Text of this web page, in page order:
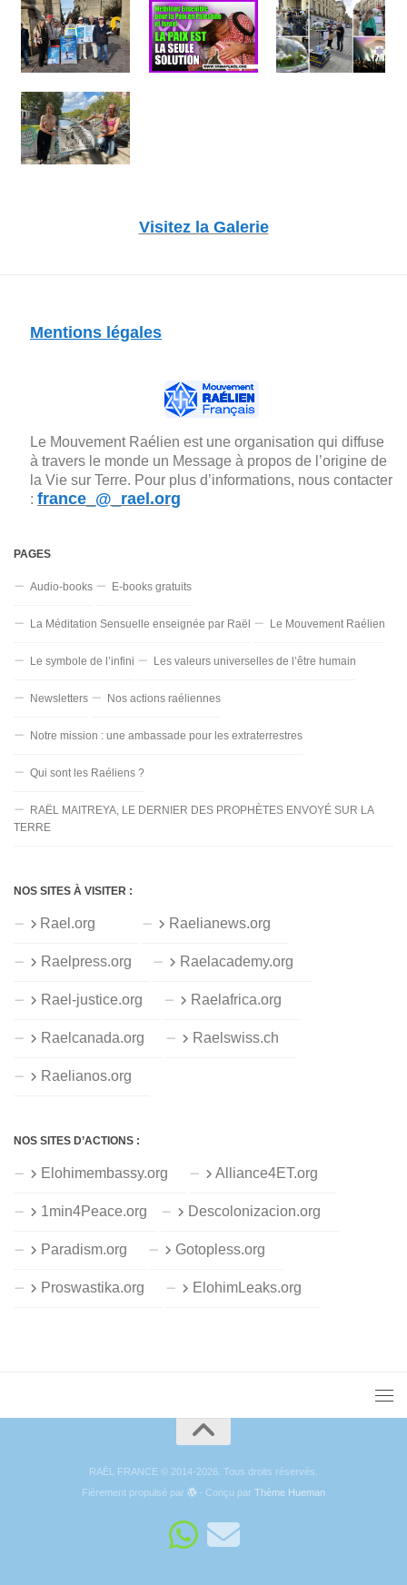
Visitez la Galerie
Mentions légales
Le Mouvement Raélien est une organisation qui diffuse
à travers le monde un Message à propos de l’origine de
la Vie sur Terre. Pour plus d’informations, nous contacter
: france_@_rael.org
PAGES
Audio-books E-books gratuits
La Méditation Sensuelle enseignée par Raël Le Mouvement Raélien
Le symbole de l’infini Les valeurs universelles de l’être humain
Newsletters Nos actions raéliennes
Notre mission : une ambassade pour les extraterrestres
Qui sont les Raéliens ?
RAËL MAITREYA, LE DERNIER DES PROPHÈTES ENVOYÉ SUR LA
TERRE
NOS SITES À VISITER :
Rael.org Raelianews.org
Raelpress.org Raelacademy.org
Rael-justice.org Raelafrica.org
Raelcanada.org Raelswiss.ch
Raelianos.org
NOS SITES D’ACTIONS :
Elohimembassy.org Alliance4ET.org
1min4Peace.org Descolonizacion.org
Paradism.org Gotopless.org
Proswastika.org ElohimLeaks.org
RAËL FRANCE © 2014-2026. Tous droits réservés.
Fièrement propulsé par
- Conçu parThème Hueman